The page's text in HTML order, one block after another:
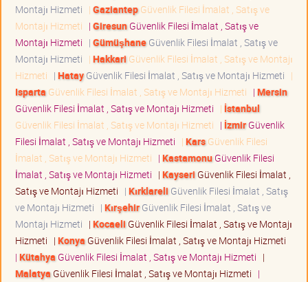
Montajı Hizmeti | GaziantepGüvenlik Filesi İmalat , Satış ve
Montajı Hizmeti | GiresunGüvenlik Filesi İmalat , Satış ve
Montajı Hizmeti | GümüşhaneGüvenlik Filesi İmalat , Satış ve
Montajı Hizmeti | Hakkari Güvenlik Filesi İmalat , Satış ve Montajı
Hizmeti | HatayGüvenlik Filesi İmalat , Satış ve Montajı Hizmeti |
Isparta Güvenlik Filesi İmalat , Satış ve Montajı Hizmeti | Mersin
Güvenlik Filesi İmalat , Satış ve Montajı Hizmeti | İstanbul
Güvenlik Filesi İmalat , Satış ve Montajı Hizmeti | İzmirGüvenlik
Filesi İmalat , Satış ve Montajı Hizmeti | KarsGüvenlik Filesi
İmalat , Satış ve Montajı Hizmeti | KastamonuGüvenlik Filesi
İmalat , Satış ve Montajı Hizmeti | Kayseri Güvenlik Filesi İmalat ,
Satış ve Montajı Hizmeti | Kırklareli Güvenlik Filesi İmalat , Satış
ve Montajı Hizmeti | KırşehirGüvenlik Filesi İmalat , Satış ve
Montajı Hizmeti | Kocaeli Güvenlik Filesi İmalat , Satış ve Montajı
Hizmeti | Konya Güvenlik Filesi İmalat , Satış ve Montajı Hizmeti
| Kütahya Güvenlik Filesi İmalat , Satış ve Montajı Hizmeti |
Malatya Güvenlik Filesi İmalat , Satış ve Montajı Hizmeti |